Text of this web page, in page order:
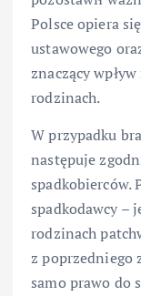
Polsce opiera
ustawowego
znaczący
rodzinach.
W przypadku
następuje
spadkobierców.
spadkodawcy –
rodzinach
z poprzedniego
samo prawo do